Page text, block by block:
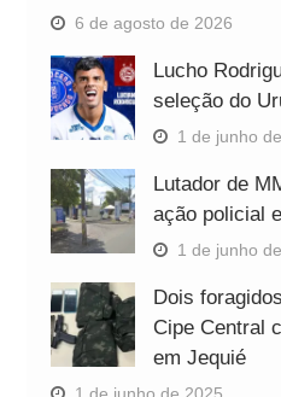
6 de agosto de 2026
Lucho
seleção do
1 de junho
Lutador de
ação policial
1 de junho
Dois
Cipe Central
em Jequié